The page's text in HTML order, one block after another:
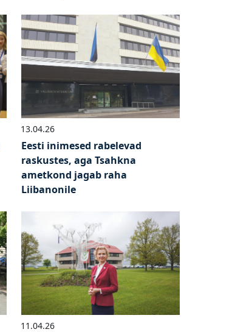
13.04.26
Eesti inimesed rabelevad
raskustes, aga Tsahkna
ametkond jagab raha
Liibanonile
11.04.26